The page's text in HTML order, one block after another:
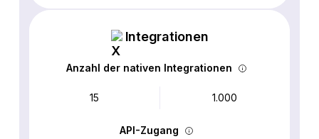
Integrationen
Anzahl der nativen Integrationen
15 1.000
API-Zugang